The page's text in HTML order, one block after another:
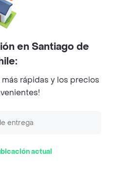
en Santiago de
rápidas y los precios
actual